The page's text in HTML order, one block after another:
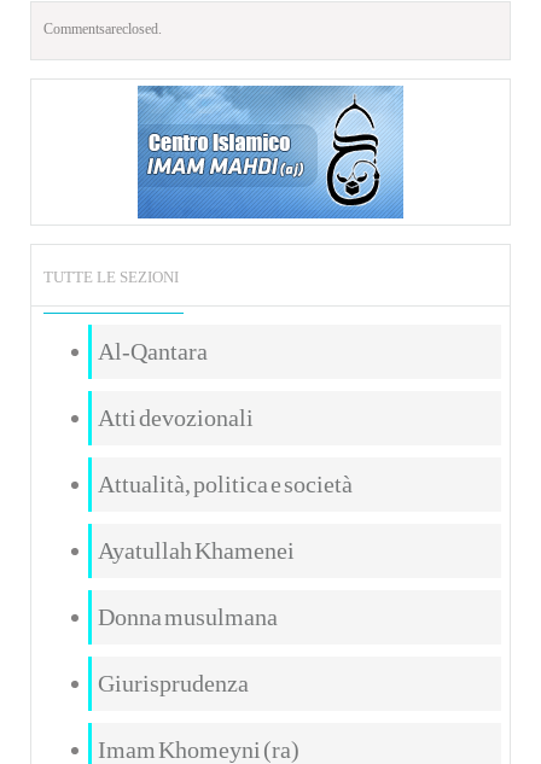
Comments are closed.
TUTTE LE SEZIONI
Al-Qantara
Atti devozionali
Attualità, politica e società
Ayatullah Khamenei
Donna musulmana
Giurisprudenza
Imam Khomeyni (ra)